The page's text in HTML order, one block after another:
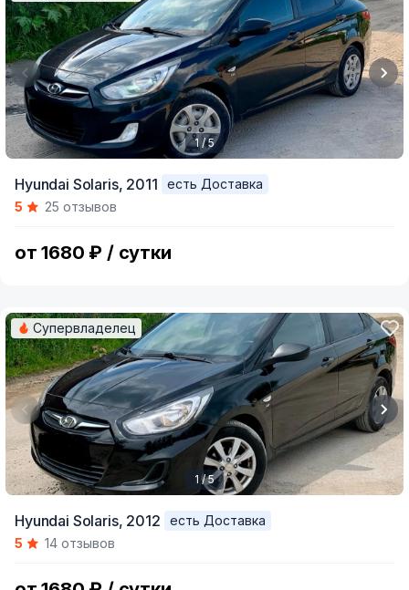
of
1 / 5
Hyundai Solaris, 2011
есть Доставка
5
25 отзывов
от 1680 ₽ / сутки
of
Супервладелец
1 / 5
Hyundai Solaris, 2012
есть Доставка
5
14 отзывов